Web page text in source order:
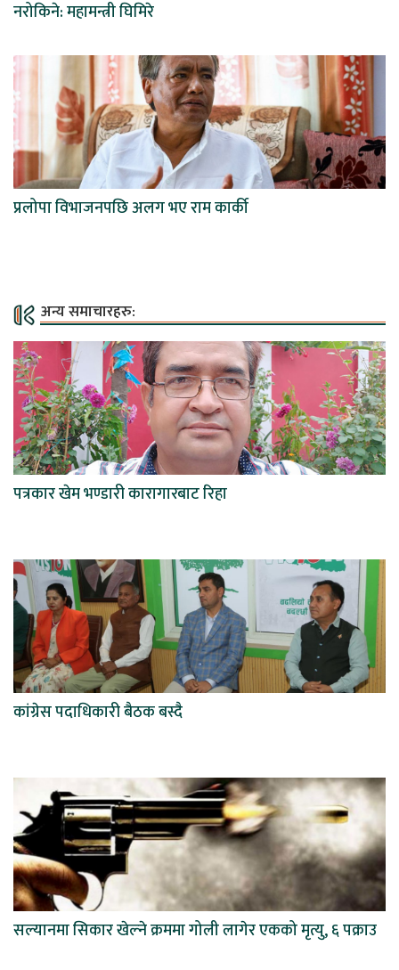
नरोकिने: महामन्त्री घिमिरे
प्रलोपा विभाजनपछि अलग भए राम कार्की
अन्य समाचारहरु:
पत्रकार खेम भण्डारी कारागारबाट रिहा
कांग्रेस पदाधिकारी बैठक बस्दै
सल्यानमा सिकार खेल्ने क्रममा गोली लागेर एकको मृत्यु, ६ पक्राउ